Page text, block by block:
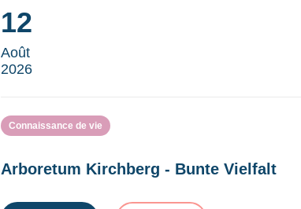
12
Août
2026
Connaissance de vie
Arboretum Kirchberg - Bunte Vielfalt